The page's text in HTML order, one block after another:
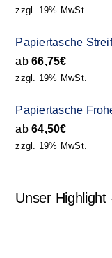
zzgl. 19% MwSt.
Papiertasche
ab66,75€
zzgl. 19% MwSt.
Papiertasche
ab64,50€
zzgl. 19% MwSt.
Unser Highlight